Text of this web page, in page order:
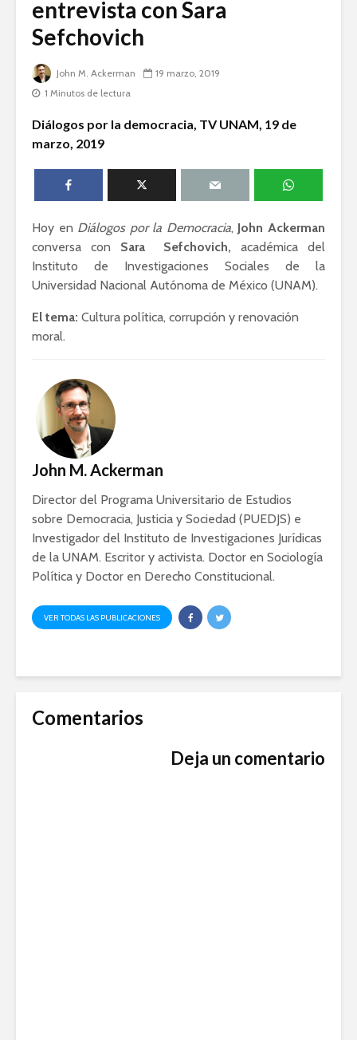
entrevista con Sara
Sefchovich
John M. Ackerman
19 marzo, 2019
1 Minutos de lectura
Diálogos por la democracia, TV UNAM, 19 de
marzo, 2019
Hoy en Diálogos por la Democracia, John Ackerman
conversa con Sara Sefchovich, académica del
Instituto de Investigaciones Sociales de la
Universidad Nacional Autónoma de México (UNAM).
El tema: Cultura política, corrupción y renovación
moral.
John M. Ackerman
Director del Programa Universitario de Estudios
sobre Democracia, Justicia y Sociedad (PUEDJS) e
Investigador del Instituto de Investigaciones Jurídicas
de la UNAM. Escritor y activista. Doctor en Sociología
Política y Doctor en Derecho Constitucional.
VER TODAS LAS PUBLICACIONES
Comentarios
Deja un comentario
Guillermo Arriaga:
Novelista desde el
Esthela Sotelo: La
movimiento
Académicos contra
la 4T
Astillero
Riqueza